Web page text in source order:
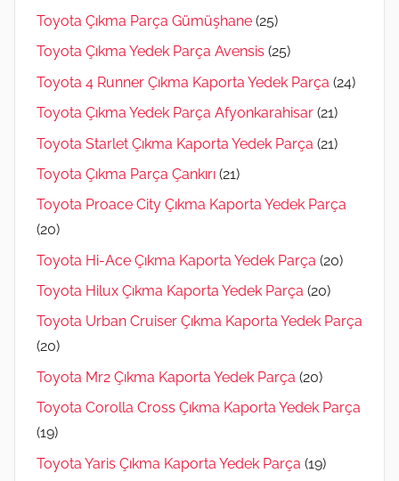
Toyota Çıkma Parça Gümüşhane (25)
Toyota Çıkma Yedek Parça Avensis (25)
Toyota 4 Runner Çıkma Kaporta Yedek Parça (24)
Toyota Çıkma Yedek Parça Afyonkarahisar (21)
Toyota Starlet Çıkma Kaporta Yedek Parça (21)
Toyota Çıkma Parça Çankırı (21)
Toyota Proace City Çıkma Kaporta Yedek Parça
(20)
Toyota Hi-Ace Çıkma Kaporta Yedek Parça (20)
Toyota Hilux Çıkma Kaporta Yedek Parça (20)
Toyota Urban Cruiser Çıkma Kaporta Yedek Parça
(20)
Toyota Mr2 Çıkma Kaporta Yedek Parça (20)
Toyota Corolla Cross Çıkma Kaporta Yedek Parça
(19)
Toyota Yaris Çıkma Kaporta Yedek Parça (19)